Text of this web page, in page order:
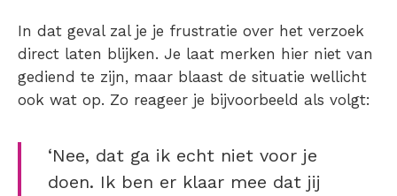
In dat geval zal je je frustratie over het verzoek
direct laten blijken. Je laat merken hier niet van
gediend te zijn, maar blaast de situatie wellicht
ook wat op. Zo reageer je bijvoorbeeld als volgt:
‘Nee, dat ga ik echt niet voor je
doen. Ik ben er klaar mee dat jij